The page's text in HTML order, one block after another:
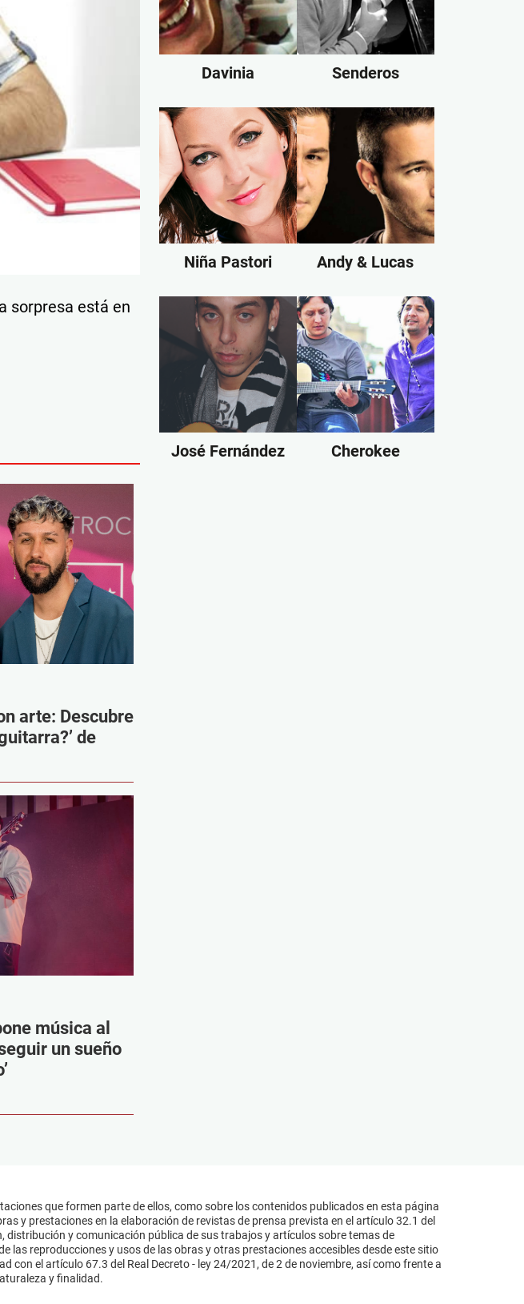
sorpresa está en
arte: Descubre
de
música al
un sueño
Davinia Senderos
Niña Pastori Andy & Lucas
José Fernández Cherokee
que formen parte de ellos, como sobre los contenidos publicados en esta página
y prestaciones en la elaboración de revistas de prensa prevista en el artículo 32.1 del
distribución y comunicación pública de sus trabajos y artículos sobre temas de
las reproducciones y usos de las obras y otras prestaciones accesibles desde este sitio
el artículo 67.3 del Real Decreto - ley 24/2021, de 2 de noviembre, así como frente a
y finalidad.